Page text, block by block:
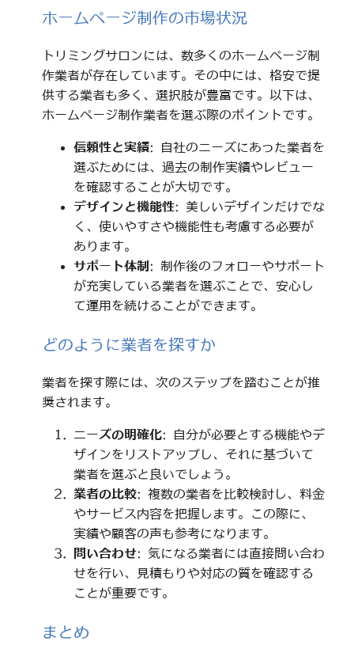
ホームページ制作の市場状況
トリミングサロンには、数多くのホームページ制
作業者が存在しています。その中には、格安で提
供する業者も多く、選択肢が豊富です。以下は、
ホームページ制作業者を選ぶ際のポイントです。
信頼性と実績: 自社のニーズにあった業者を
選ぶためには、過去の制作実績やレビュー
を確認することが大切です。
デザインと機能性: 美しいデザインだけでな
く、使いやすさや機能性も考慮する必要が
あります。
サポート体制 : 制作後のフォローやサポート
が充実している業者を選ぶことで、安心し
て運用を続けることができます。
どのように業者を探すか
業者を探す際には、次のステップを踏むことが推
奨されます。
ニーズの明確化: 自分が必要とする機能やデ
ザインをリストアップし、それに基づいて
業者を選ぶと良いでしょう。
業者の比較: 複数の業者を比較検討し、料金
やサービス内容を把握します。この際に、
実績や顧客の声も参考になります。
問い合わせ: 気になる業者には直接問い合わ
せを行い、見積もりや対応の質を確認する
ことが重要です。
まとめ